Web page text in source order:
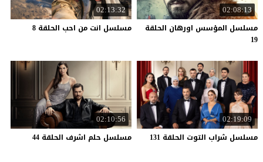
02:08:13
مسلسل المؤسس اورهان الحلقة
19
02:13:32
مسلسل انت من احب الحلقة 8
02:19:09
مسلسل شراب التوت الحلقة 131
02:10:56
مسلسل حلم اشرف الحلقة 44